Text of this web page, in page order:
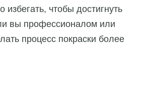
чтобы достигнуть
вы профессионалом или
процесс покраски более